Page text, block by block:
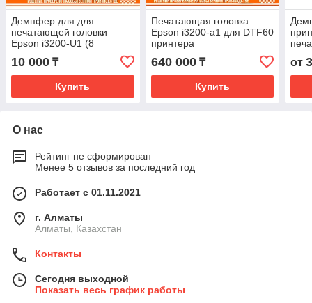
Демпфер для для
печатающей головки
Epson i3200-U1 (8
10 000 ₸
Купить
Печатающая головка
Epson i3200-а1 для DTF60
принтера
640 000₸
Купить
от
О нас
Рейтинг не сформирован
Менее 5 отзывов за последний год
Работает с 01.11.2021
г. Алматы
Алматы, Казахстан
Контакты
Сегодня выходной
Показать весь график работы